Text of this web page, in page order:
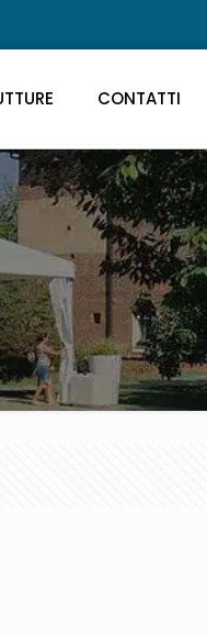
CONTATTI